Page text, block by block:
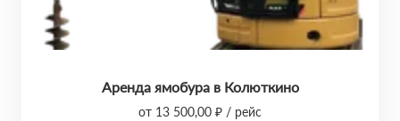
Аренда ямобура в Колюткино
от 13 500,00 ₽ / рейс